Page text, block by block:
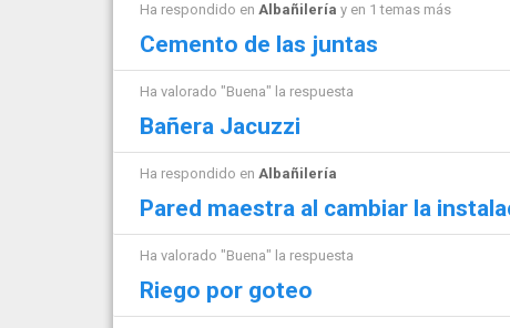
Ha respondido en Albañilería y en 1 temas más
Cemento de las juntas
Ha valorado "Buena" la respuesta
Bañera Jacuzzi
Ha respondido en Albañilería
Pared maestra al cambiar la
Ha valorado "Buena" la respuesta
Riego por goteo